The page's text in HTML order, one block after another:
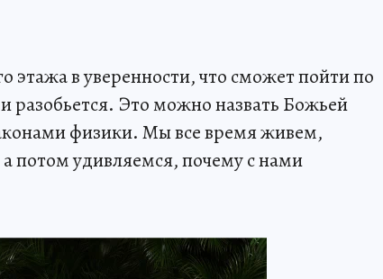
этажа в уверенности, что сможет пойти по
разобьется. Это можно назвать Божьей
физики. Мы все время живем,
потом удивляемся, почему с нами